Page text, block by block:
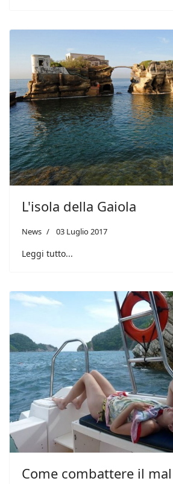
L'isola della Gaiola
News 03 Luglio 2017
Leggi tutto...
Come combattere il